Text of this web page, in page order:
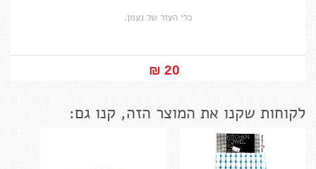
כלי העזר של נעמן.
20 ₪‎
לקוחות שקנו את המוצר הזה, קנו גם: